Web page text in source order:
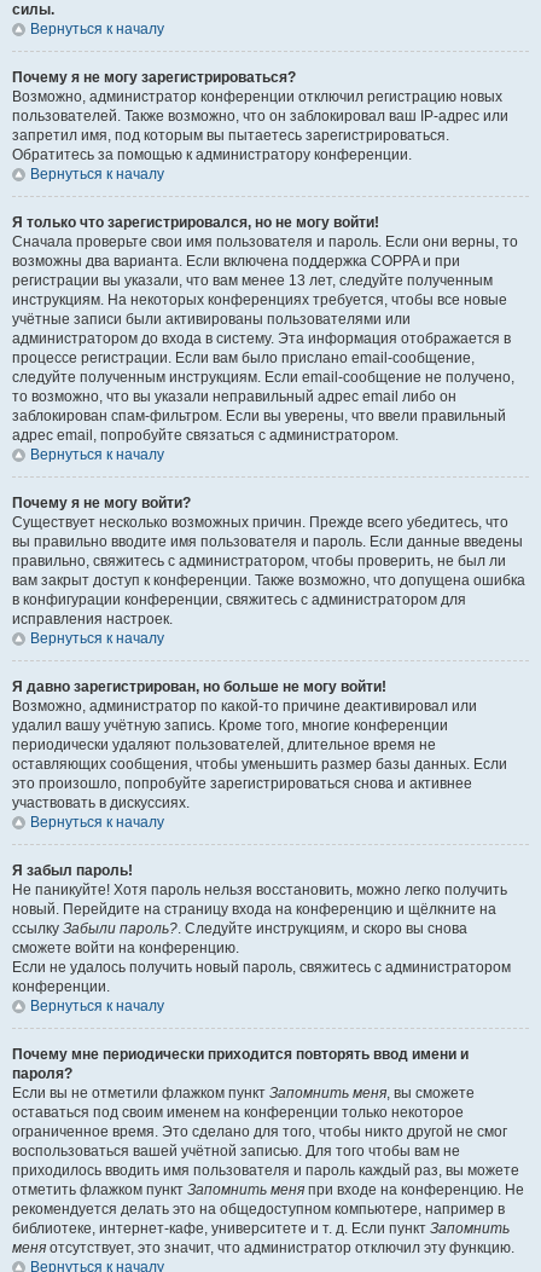
силы.
Вернуться к началу
Почему я не могу зарегистрироваться?
Возможно, администратор конференции отключил регистрацию новых
пользователей. Также возможно, что он заблокировал ваш IP-адрес или
запретил имя, под которым вы пытаетесь зарегистрироваться.
Обратитесь за помощью к администратору конференции.
Вернуться к началу
Я только что зарегистрировался, но не могу войти!
Сначала проверьте свои имя пользователя и пароль. Если они верны, то
возможны два варианта. Если включена поддержка COPPA и при
регистрации вы указали, что вам менее 13 лет, следуйте полученным
инструкциям. На некоторых конференциях требуется, чтобы все новые
учётные записи были активированы пользователями или
администратором до входа в систему. Эта информация отображается в
процессе регистрации. Если вам было прислано email-сообщение,
следуйте полученным инструкциям. Если email-сообщение не получено,
то возможно, что вы указали неправильный адрес email либо он
заблокирован спам-фильтром. Если вы уверены, что ввели правильный
адрес email, попробуйте связаться с администратором.
Вернуться к началу
Почему я не могу войти?
Существует несколько возможных причин. Прежде всего убедитесь, что
вы правильно вводите имя пользователя и пароль. Если данные введены
правильно, свяжитесь с администратором, чтобы проверить, не был ли
вам закрыт доступ к конференции. Также возможно, что допущена ошибка
в конфигурации конференции, свяжитесь с администратором для
исправления настроек.
Вернуться к началу
Я давно зарегистрирован, но больше не могу войти!
Возможно, администратор по какой-то причине деактивировал или
удалил вашу учётную запись. Кроме того, многие конференции
периодически удаляют пользователей, длительное время не
оставляющих сообщения, чтобы уменьшить размер базы данных. Если
это произошло, попробуйте зарегистрироваться снова и активнее
участвовать в дискуссиях.
Вернуться к началу
Я забыл пароль!
Не паникуйте! Хотя пароль нельзя восстановить, можно легко получить
новый. Перейдите на страницу входа на конференцию и щёлкните на
ссылку Забыли пароль?. Следуйте инструкциям, и скоро вы снова
сможете войти на конференцию.
Если не удалось получить новый пароль, свяжитесь с администратором
конференции.
Вернуться к началу
Почему мне периодически приходится повторять ввод имени и
пароля?
Если вы не отметили флажком пункт Запомнить меня, вы сможете
оставаться под своим именем на конференции только некоторое
ограниченное время. Это сделано для того, чтобы никто другой не смог
воспользоваться вашей учётной записью. Для того чтобы вам не
приходилось вводить имя пользователя и пароль каждый раз, вы можете
отметить флажком пункт Запомнить меня при входе на конференцию. Не
рекомендуется делать это на общедоступном компьютере, например в
библиотеке, интернет-кафе, университете и т. д. Если пункт Запомнить
меня отсутствует, это значит, что администратор отключил эту функцию.
Вернуться к началу